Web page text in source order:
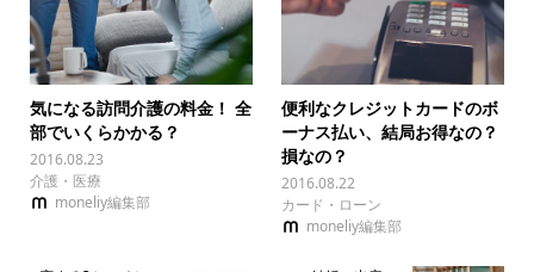
気になる訪問介護の料金！ 全
部でいくらかかる？
2016.08.23
介護・医療
moneliy編集部
便利なクレジットカードのボ
ーナス払い、結局お得なの？
損なの？
2016.08.22
カード・ローン
moneliy編集部